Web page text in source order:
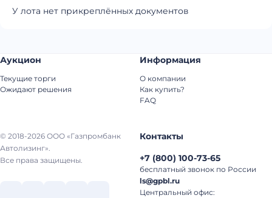
У лота нет прикреплённых документов
© 2018-2026 ООО «Газпромбанк
Автолизинг».
Все права защищены.
Аукцион
Текущие торги
Ожидают решения
Информация
О компании
Как купить?
FAQ
Контакты
+7 (800) 100-73-65
бесплатный звонок по России
ls@gpbl.ru
Центральный офис: